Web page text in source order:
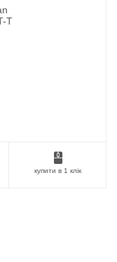
T
купити в 1 клік